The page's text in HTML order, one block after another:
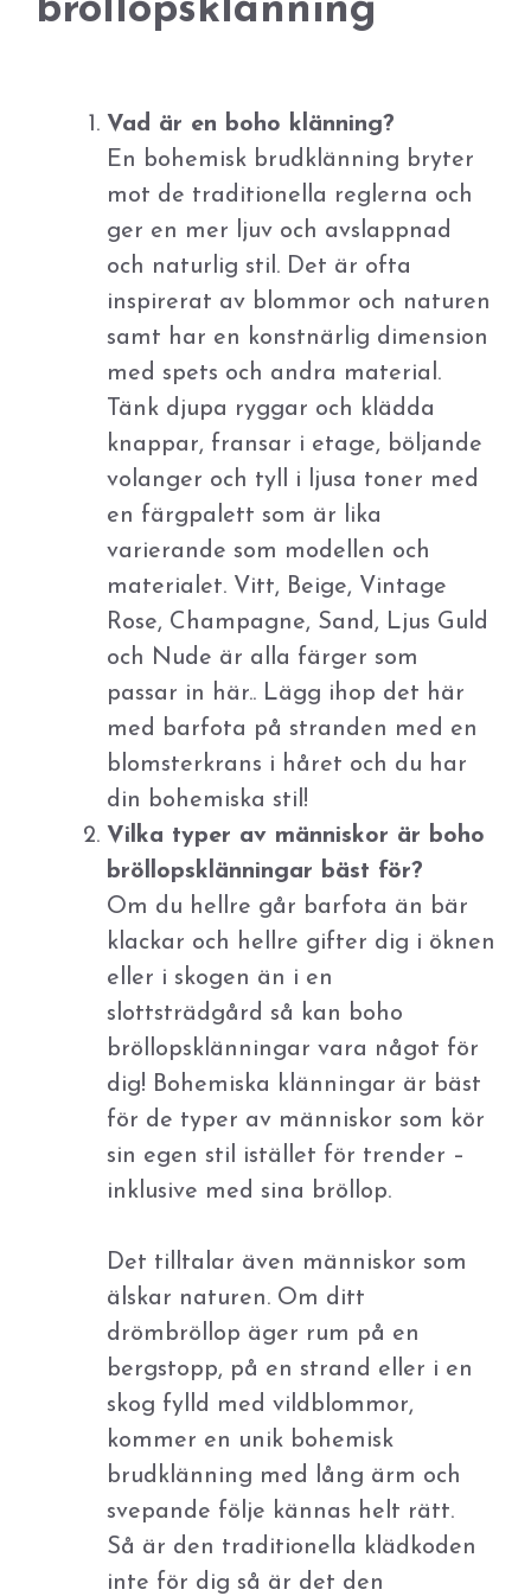
bröllopsklänning
Vad är en boho klänning?
En bohemisk brudklänning bryter
mot de traditionella reglerna och
ger en mer ljuv och avslappnad
och naturlig stil. Det är ofta
inspirerat av blommor och naturen
samt har en konstnärlig dimension
med spets och andra material.
Tänk djupa ryggar och klädda
knappar, fransar i etage, böljande
volanger och tyll i ljusa toner med
en färgpalett som är lika
varierande som modellen och
materialet. Vitt, Beige, Vintage
Rose, Champagne, Sand, Ljus Guld
och Nude är alla färger som
passar in här.. Lägg ihop det här
med barfota på stranden med en
blomsterkrans i håret och du har
din bohemiska stil!
Vilka typer av människor är boho
bröllopsklänningar bäst för?
Om du hellre går barfota än bär
klackar och hellre gifter dig i öknen
eller i skogen än i en
slottsträdgård så kan boho
bröllopsklänningar vara något för
dig! Bohemiska klänningar är bäst
för de typer av människor som kör
sin egen stil istället för trender –
inklusive med sina bröllop.
Det tilltalar även människor som
älskar naturen. Om ditt
drömbröllop äger rum på en
bergstopp, på en strand eller i en
skog fylld med vildblommor,
kommer en unik bohemisk
brudklänning med lång ärm och
svepande följe kännas helt rätt.
Så är den traditionella klädkoden
inte för dig så är det den